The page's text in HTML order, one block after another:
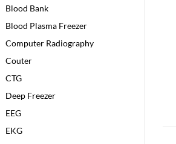
Blood Bank
Blood Plasma Freezer
Computer Radiography
Couter
CTG
Deep Freezer
EEG
EKG